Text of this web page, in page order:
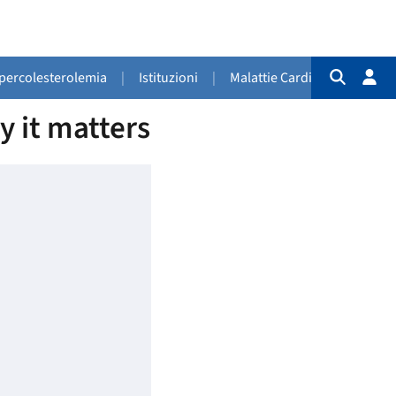
| Istituzioni | Malattie Cardiovascolari
it matters